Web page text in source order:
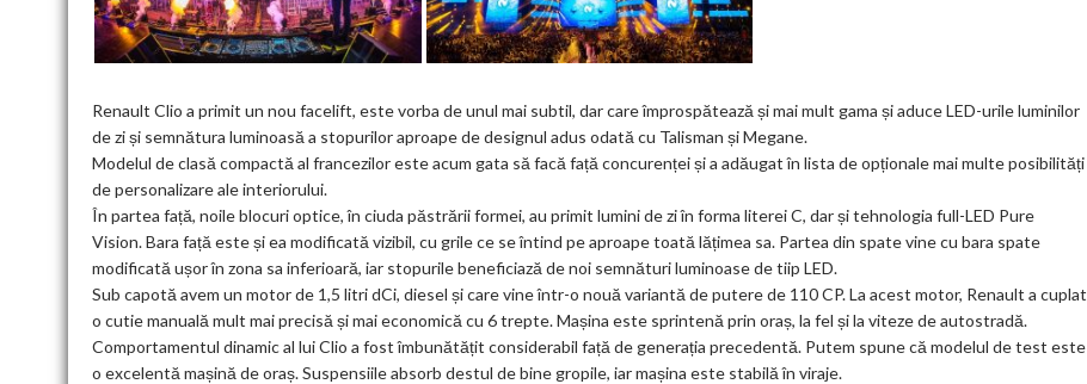
Renault Clio a primit un nou facelift, este vorba de unul mai subtil, dar care împrospătează și mai mult gama și aduce LED-urile luminilor
de zi și semnătura luminoasă a stopurilor aproape de designul adus odată cu Talisman și Megane.
Modelul de clasă compactă al francezilor este acum gata să facă față concurenței și a adăugat în lista de opționale mai multe posibilități
de personalizare ale interiorului.
În partea față, noile blocuri optice, în ciuda păstrării formei, au primit lumini de zi în forma literei C, dar și tehnologia full-LED Pure
Vision. Bara față este și ea modificată vizibil, cu grile ce se întind pe aproape toată lățimea sa. Partea din spate vine cu bara spate
modificată ușor în zona sa inferioară, iar stopurile beneficiază de noi semnături luminoase de tiip LED.
Sub capotă avem un motor de 1,5 litri dCi, diesel și care vine într-o nouă variantă de putere de 110 CP. La acest motor, Renault a cuplat
o cutie manuală mult mai precisă și mai economică cu 6 trepte. Mașina este sprintenă prin oraș, la fel și la viteze de autostradă.
Comportamentul dinamic al lui Clio a fost îmbunătățit considerabil față de generația precedentă. Putem spune că modelul de test este
o excelentă mașină de oraș. Suspensiile absorb destul de bine gropile, iar mașina este stabilă în viraje.